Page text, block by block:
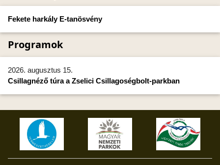
Fekete harkály E-tanösvény
Programok
2026. augusztus 15.
Csillagnéző túra a Zselici Csillagoségbolt-parkban